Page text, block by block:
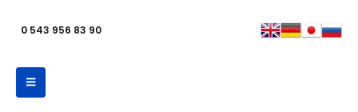
0 543 956 83 90